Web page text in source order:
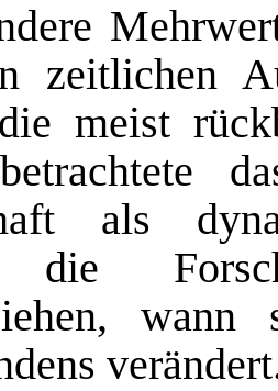
zeitlichen
meist
als
die